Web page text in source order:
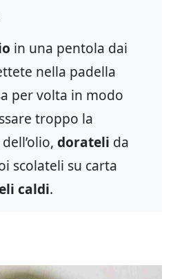
in una pentola dai
nella padella
per volta in modo
troppo la
dorateli da
scolateli su carta
caldi.